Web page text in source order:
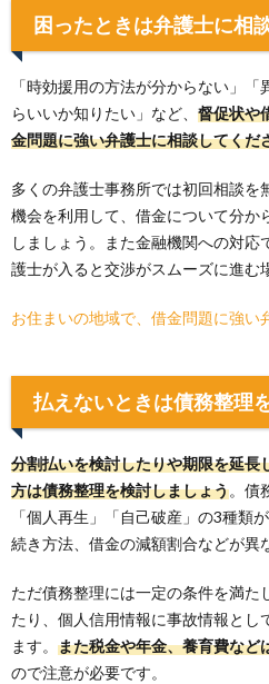
困ったときは弁護士に相
「時効援用の方法が分からない」
らいいか知りたい」など、 督促状や
金問題に強い弁護士に相談してくだ
多くの弁護士事務所では初回相談を
機会を利用して、借金について分か
しましょう。また金融機関への対
護士が入ると交渉がスムーズに進む
お住まいの地域で、借金問題に強い
払えないときは債務整理
分割払いを検討したりや期限を延長
方は債務整理を検討しましょう。債
「個人再生」「自己破産」の3種類
続き方法、借金の減額割合などが異
ただ債務整理には一定の条件を満た
たり、個人信用情報に事故情報とし
ます。 また税金や年金、養育費など
ので注意が必要です。